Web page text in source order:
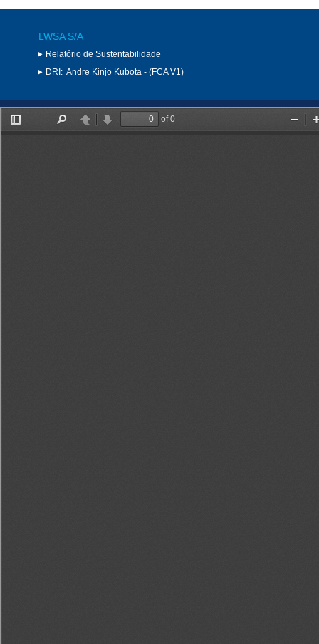
LWSA S/A
Relatório de Sustentabilidade
DRI: Andre Kinjo Kubota - (FCA V1)